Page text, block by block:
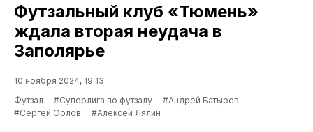
Футзальный клуб «Тюмень»
ждала вторая неудача в
Заполярье
10 ноября 2024, 19:13
Футзал
#Суперлига по футзалу
#Андрей Батырев
#Сергей Орлов
#Алексей Лялин